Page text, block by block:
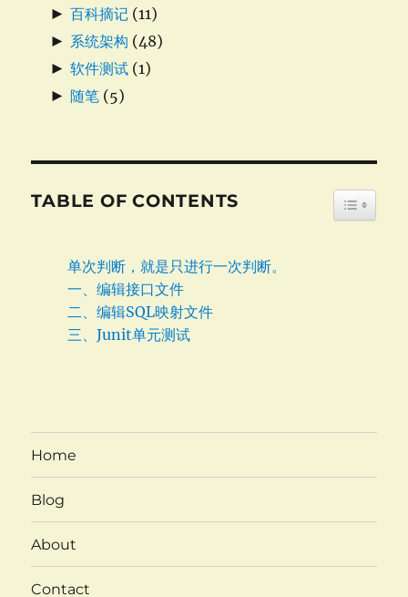
► 百科摘记 (11)
► 系统架构 (48)
► 软件测试 (1)
► 随笔 (5)
TABLE OF CONTENTS
单次判断，就是只进行一次判断。
一、编辑接口文件
二、编辑SQL映射文件
三、Junit单元测试
Home
Blog
About
Contact